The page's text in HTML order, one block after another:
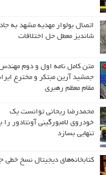
اتصال بولوار مهدیه مشهد به
شاندیز معطل حل اختلافات
متن کامل نامه اول و دوم
جمشید آرین مبتکر و مخترع
مقام معظم رهبری
محمدرضا ریحانی توانست یک
خودروی لامبورگینی آونتادور را
تنهایی بسازد
کتابخانه‌های دیجیتال نسخ خطی